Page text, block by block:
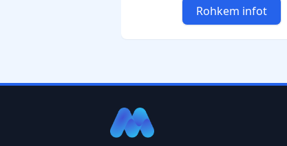
Rohkem infot